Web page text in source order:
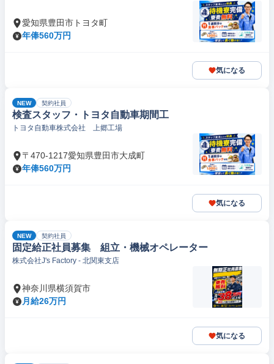
愛知県豊田市トヨタ町
年俸560万円
気になる
NEW 契約社員
検査スタッフ・トヨタ自動車期間工
トヨタ自動車株式会社 上郷工場
〒470-1217愛知県豊田市大成町
年俸560万円
気になる
NEW 契約社員
固定給正社員募集 組立・機械オペレーター
株式会社J's Factory - 北関東支店
神奈川県横須賀市
月給26万円
気になる